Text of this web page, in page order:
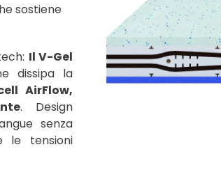
sostiene
Il V-Gel
dissipa la
AirFlow,
. Design
senza
le tensioni